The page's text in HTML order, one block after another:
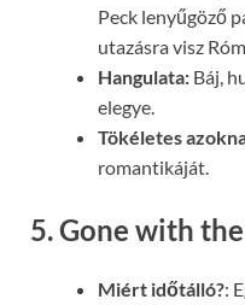
Peck lenyűgöző
utazásra visz
Hangulata: Báj,
elegye.
Tökéletes
romantikáját.
5. Gone with
Miért időtálló?: